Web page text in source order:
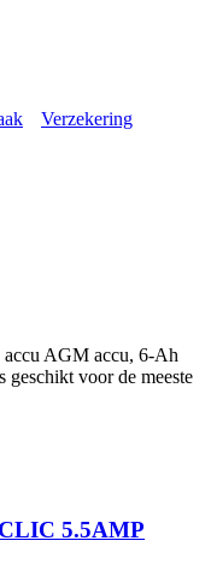
Verzekering
AGM accu, 6-Ah
voor de meeste
5.5AMP